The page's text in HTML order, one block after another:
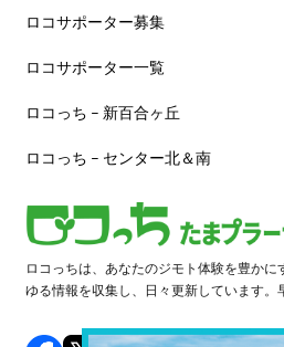
ロコサポーター募集
ロコサポーター一覧
ロコっち – 新百合ヶ丘
ロコっち – センター北＆南
ロコっちは、あなたのジモト体験を豊かに
ゆる情報を収集し、日々更新しています。